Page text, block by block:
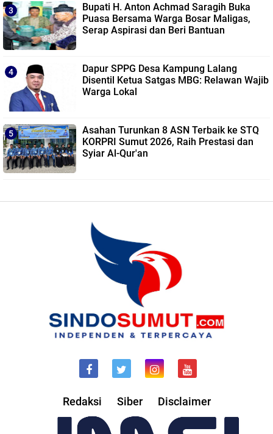
Bupati H. Anton Achmad Saragih Buka
Puasa Bersama Warga Bosar Maligas,
Serap Aspirasi dan Beri Bantuan
Dapur SPPG Desa Kampung Lalang
Disentil Ketua Satgas MBG: Relawan Wajib
Warga Lokal
Asahan Turunkan 8 ASN Terbaik ke STQ
KORPRI Sumut 2026, Raih Prestasi dan
Syiar Al-Qur'an
Redaksi Siber Disclaimer